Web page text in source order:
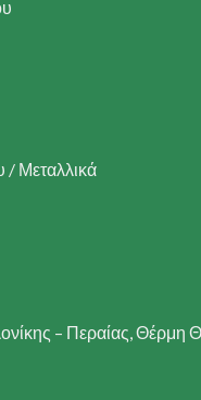
/ Μεταλλικά
– Περαίας, Θέρμη